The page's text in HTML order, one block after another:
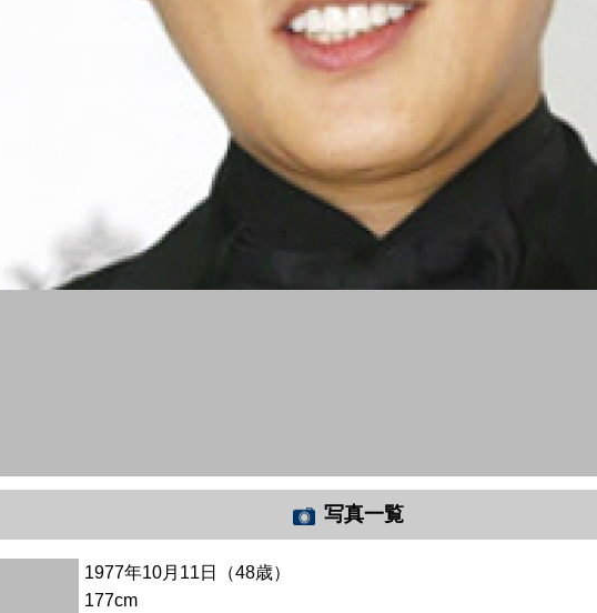
写真一覧
1977年10月11日（48歳）
177cm